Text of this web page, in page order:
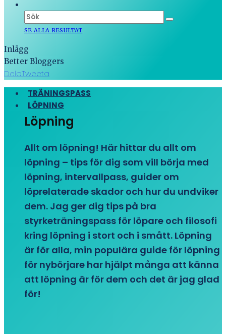
SE ALLA RESULTAT
Inlägg
Better Bloggers
DelaTweeta
TRÄNINGSPASS
LÖPNING
Löpning
Allt om löpning! Här hittar du allt om
löpning – tips för dig som vill börja med
löpning, intervallpass, guider om
löprelaterade skador och hur du undviker
dem. Jag ger dig tips på bra
styrketräningspass för löpare och filosofi
kring löpning i stort och i smått. Löpning
är för alla, min populära guide för löpning
för nybörjare har hjälpt många att känna
att löpning är för dem och det är jag glad
för!